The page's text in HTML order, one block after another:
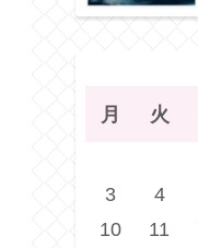
月 火
3
4
10
11